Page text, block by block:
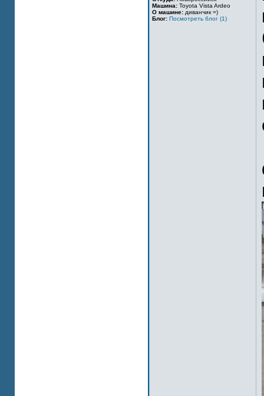
Машина: Toyota Vista Ardeo
О машине: диванчик =)
Блог: Посмотреть блог (1)